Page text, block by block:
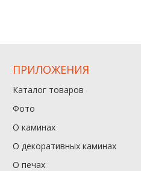
ПРИЛОЖЕНИЯ
Каталог товаров
Фото
О каминах
О декоративных каминах
О печах